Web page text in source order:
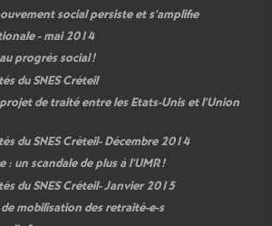
social persiste et s’amplifie
- mai 2014
progrès social!
duSNESCréteil
de traité entre les Etats-Unis et l’Union
duSNESCréteil- Décembre 2014
un scandale de plus à l’UMR!
duSNESCréteil- Janvier 2015
mobilisation des retraité-e-s